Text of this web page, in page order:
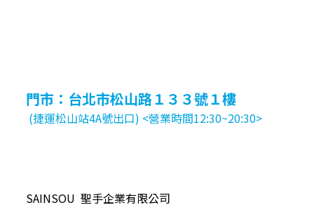
門市：台北市松山路１３３號１樓
(捷運松山站4A號出口) <營業時間12:30~20:30>
SAINSOU 聖手企業有限公司